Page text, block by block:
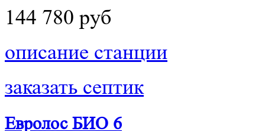
144 780 руб
описание станции
заказать септик
Евролос БИО 6